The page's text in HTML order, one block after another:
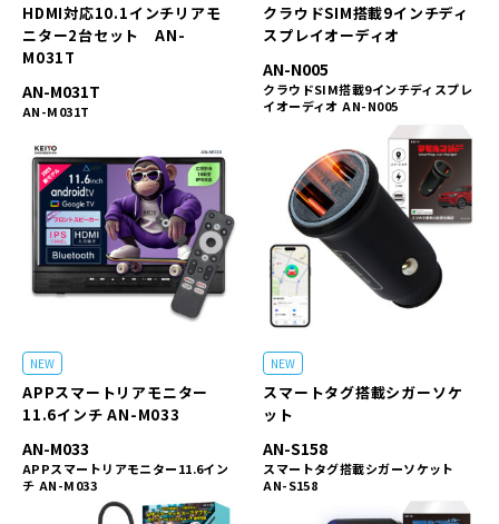
HDMI対応10.1インチリアモ
ニター2台セット AN-
M031T
AN-M031T
AN-M031T
クラウドSIM搭載9インチディ
スプレイオーディオ
AN-N005
クラウドSIM搭載9インチディスプレ
イオーディオ AN-N005
NEW
APPスマートリアモニター
11.6インチ AN-M033
AN-M033
APPスマートリアモニター11.6イン
チ AN-M033
NEW
スマートタグ搭載シガーソケ
ット
AN-S158
スマートタグ搭載シガーソケット
AN-S158